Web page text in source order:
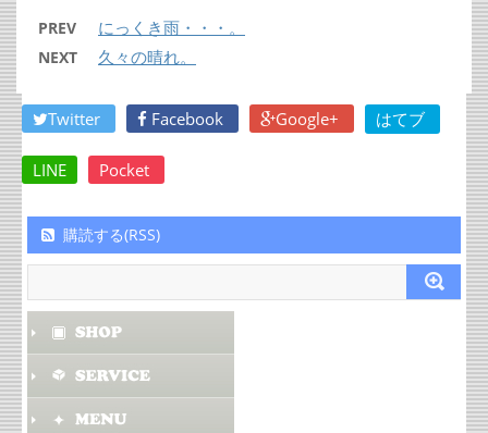
PREV にっくき雨・・・。
NEXT 久々の晴れ。
Twitter Facebook Google+ はてブ
LINE Pocket
購読する(RSS)